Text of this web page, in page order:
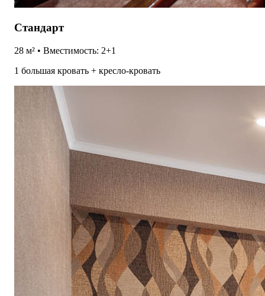
Стандарт
28 м² • Вместимость: 2+1
1 большая кровать + кресло-кровать